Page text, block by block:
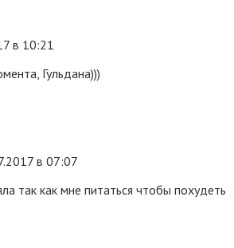
в 10:21
Гульдана)))
в 07:07
так как мне питаться чтобы похудеть